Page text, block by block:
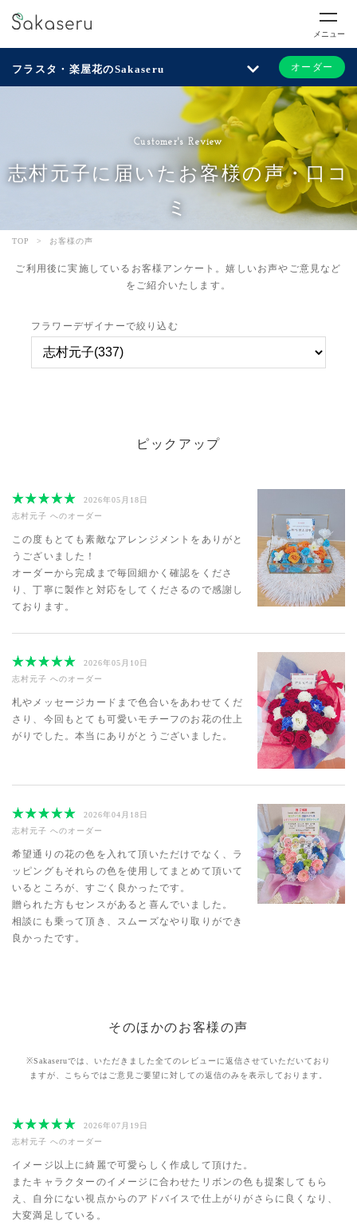
メニュー
フラスタ・楽屋花のSakaseru オーダー
Customer's Review
志村元子に届いたお客様の声・口コ
ミ
TOP > お客様の声
ご利用後に実施しているお客様アンケート。嬉しいお声やご意見など
をご紹介いたします。
フラワーデザイナーで絞り込む
ピックアップ
2026年05月18日
志村元子 へのオーダー
この度もとても素敵なアレンジメントをありがと
うございました！
オーダーから完成まで毎回細かく確認をくださ
り、丁寧に製作と対応をしてくださるので感謝し
ております。
2026年05月10日
志村元子 へのオーダー
札やメッセージカードまで色合いをあわせてくだ
さり、今回もとても可愛いモチーフのお花の仕上
がりでした。本当にありがとうございました。
2026年04月18日
志村元子 へのオーダー
希望通りの花の色を入れて頂いただけでなく、ラ
ッピングもそれらの色を使用してまとめて頂いて
いるところが、すごく良かったです。
贈られた方もセンスがあると喜んでいました。
相談にも乗って頂き、スムーズなやり取りができ
良かったです。
そのほかのお客様の声
※Sakaseruでは、いただきました全てのレビューに返信させていただいており
ますが、
こちらではご意見ご要望に対しての返信のみを表示しております。
2026年07月19日
志村元子 へのオーダー
イメージ以上に綺麗で可愛らしく作成して頂けた。
またキャラクターのイメージに合わせたリボンの色も提案してもら
え、自分にない視点からのアドバイスで仕上がりがさらに良くなり、
大変満足している。